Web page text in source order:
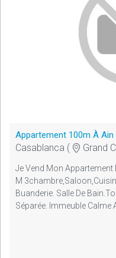
Appartement 100m À Ain
Casablanca ( Grand
Je Vend Mon Appartement
M
Buanderie. Salle De
Séparée. Immeuble Calme